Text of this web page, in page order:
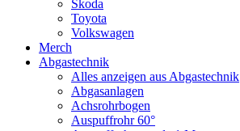
Skoda
Toyota
Volkswagen
Merch
Abgastechnik
Alles anzeigen aus Abgastechnik
Abgasanlagen
Achsrohrbogen
Auspuffrohr 60°